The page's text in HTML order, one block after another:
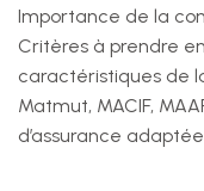
Importance de la
Critères à prendre
caractéristiques de
Matmut, MACIF,
d’assurance